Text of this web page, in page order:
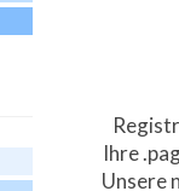
Ihre
Unsere